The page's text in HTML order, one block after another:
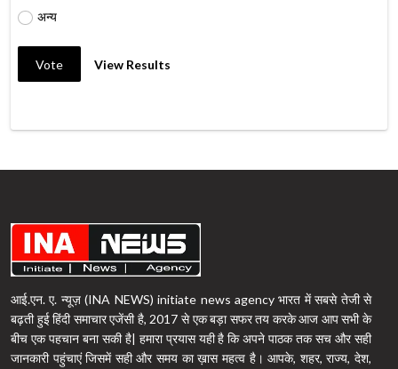
अन्य
Vote View Results
आई.एन. ए. न्यूज़ (INA NEWS) initiate news agency भारत में सबसे तेजी से
बढ़ती हुई हिंदी समाचार एजेंसी है, 2017 से एक बड़ा सफर तय करके आज आप सभी के
बीच एक पहचान बना सकी है| हमारा प्रयास यही है कि अपने पाठक तक सच और सही
जानकारी पहुंचाएं जिसमें सही और समय का ख़ास महत्व है। आपके, शहर, राज्य, देश,